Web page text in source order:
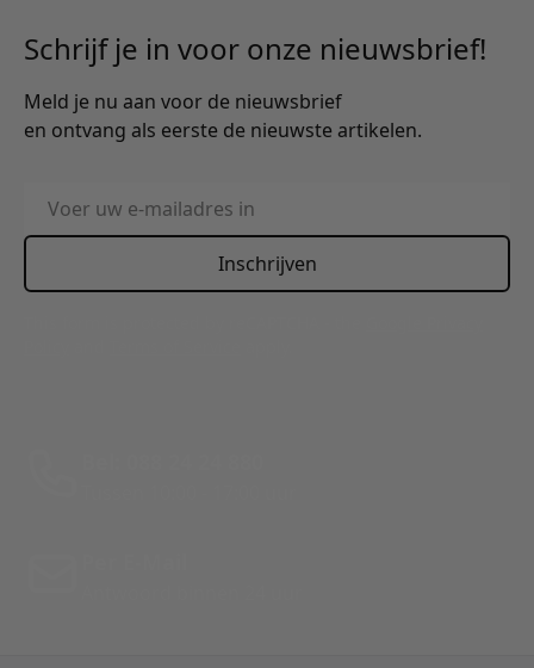
Schrijf je in voor onze nieuwsbrief!
Meld je nu aan voor de nieuwsbrief
en ontvang als eerste de nieuwste artikelen.
E-mailadres
Inschrijven